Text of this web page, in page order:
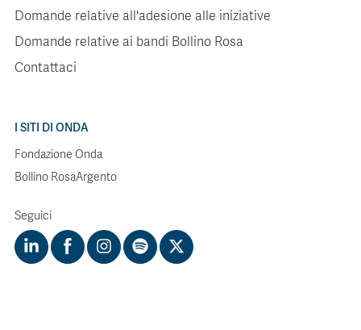
Domande relative all'adesione alle iniziative
Domande relative ai bandi Bollino Rosa
Contattaci
I SITI DI ONDA
Fondazione Onda
Bollino RosaArgento
Seguici